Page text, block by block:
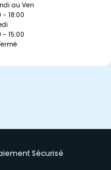
au Ven
- 18:00
- 15:00
Sécurisé